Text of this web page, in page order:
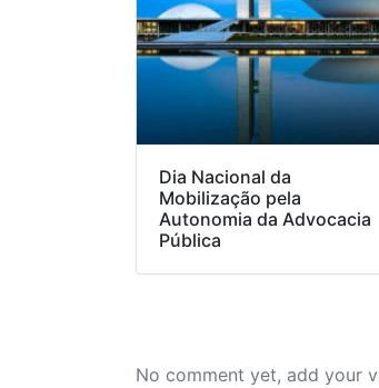
Dia Nacional da
Mobilização pela
Autonomia da Advocacia
Pública
No comment yet, add your